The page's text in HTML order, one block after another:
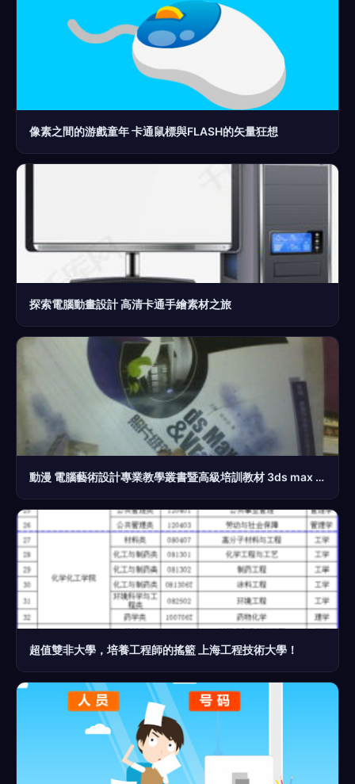
像素之間的游戲童年 卡通鼠標與FLASH的矢量狂想
探索電腦動畫設計 高清卡通手繪素材之旅
動漫 電腦藝術設計專業教學叢書暨高級培訓教材 3ds max 2008 vray照片級效果圖實戰 附光盤
超值雙非大學，培養工程師的搖籃 上海工程技術大學！